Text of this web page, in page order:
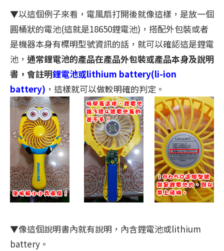
▼以這個例子來看，電風扇打開後就像這樣，是放一個
圓桶狀的電池(這就是18650鋰電池)，搭配外包裝或者
是機器本身有標明型號資訊的話，就可以確認這是鋰電
池， 通常鋰電池的產品在產品外包裝或產品本身及說明
書，會註明鋰電池或lithium battery(li-ion
battery) ，這樣就可以做較明確的判定。
▼像這個說明書內就有說明，內含鋰電池或lithium
battery。